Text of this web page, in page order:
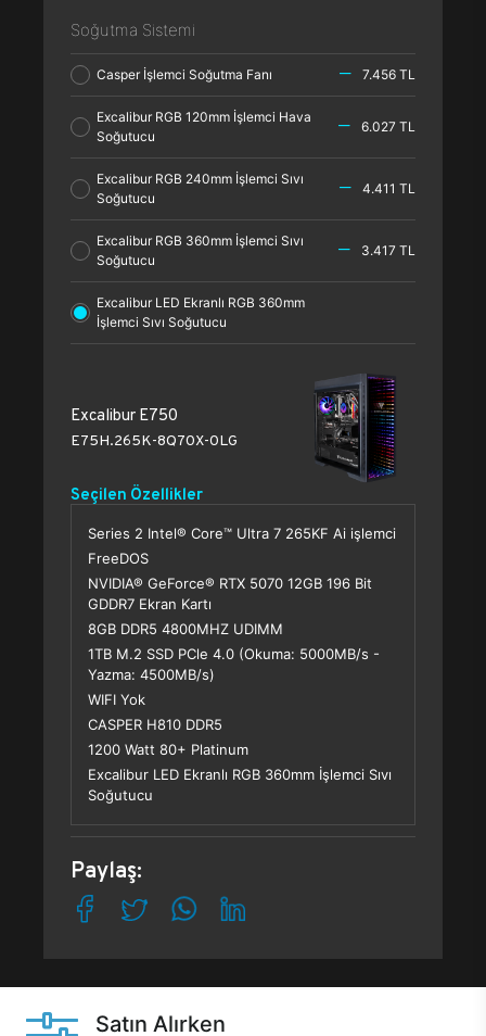
Soğutma Sistemi
Casper İşlemci Soğutma Fanı 7.456 TL
Excalibur RGB 120mm İşlemci Hava
Soğutucu
6.027 TL
Excalibur RGB 240mm İşlemci Sıvı
Soğutucu
4.411 TL
Excalibur RGB 360mm İşlemci Sıvı
Soğutucu
3.417 TL
Excalibur LED Ekranlı RGB 360mm
İşlemci Sıvı Soğutucu
Excalibur E750
E75H.265K-8Q70X-0LG
Seçilen Özellikler
Series 2 Intel® Core™ Ultra 7 265KF Ai işlemci
FreeDOS
NVIDIA® GeForce® RTX 5070 12GB 196 Bit
GDDR7 Ekran Kartı
8GB DDR5 4800MHZ UDIMM
1TB M.2 SSD PCle 4.0 (Okuma: 5000MB/s -
Yazma: 4500MB/s)
WIFI Yok
CASPER H810 DDR5
1200 Watt 80+ Platinum
Excalibur LED Ekranlı RGB 360mm İşlemci Sıvı
Soğutucu
Paylaş:
Satın Alırken